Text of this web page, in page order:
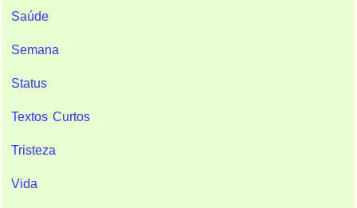
Saúde
Semana
Status
Textos Curtos
Tristeza
Vida